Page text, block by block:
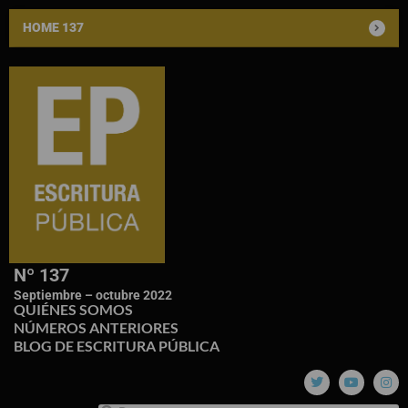
HOME 137
Nº 137
Septiembre – octubre 2022
QUIÉNES SOMOS
NÚMEROS ANTERIORES
BLOG DE ESCRITURA PÚBLICA